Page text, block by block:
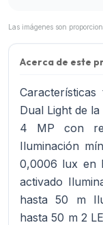
Acerca de este
Dual Light de
4 MP con
Iluminación
0,0006 lux en
activado
hasta 50 m
hasta 50 m 2